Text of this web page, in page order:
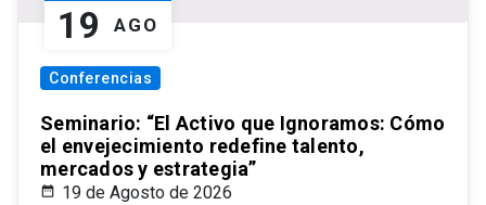
19 AGO
Conferencias
Seminario: “El Activo que Ignoramos: Cómo
el envejecimiento redefine talento,
mercados y estrategia”
19 de Agosto de 2026